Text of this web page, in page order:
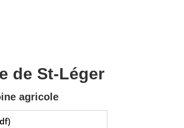
de St-Léger
agricole